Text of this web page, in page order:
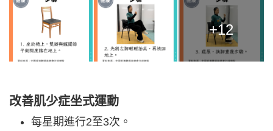
+12
改善肌少症坐式運動
每星期進行2至3次。